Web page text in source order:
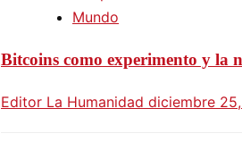
Mundo
Bitcoins como experimento y la
Editor La Humanidad diciembre